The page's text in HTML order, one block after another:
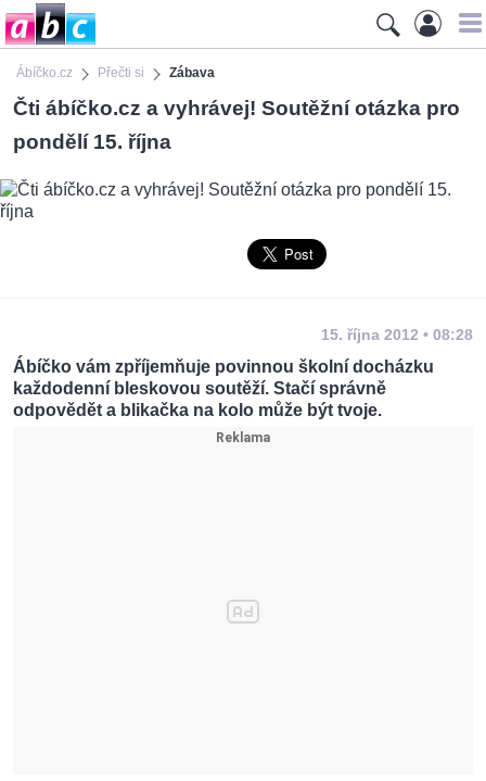
Ábíčko.cz Přečti si Zábava
Čti ábíčko.cz a vyhrávej! Soutěžní otázka pro
pondělí 15. října
15. října 2012 • 08:28
Ábíčko vám zpříjemňuje povinnou školní docházku
každodenní bleskovou soutěží. Stačí správně
odpovědět a blikačka na kolo může být tvoje.